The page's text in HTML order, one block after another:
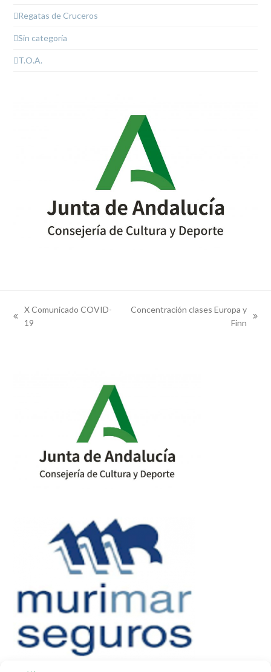
Regatas de Cruceros
Sin categoría
T.O.A.
previous
X Comunicado COVID-
19
Concentración clases Europa y
Finn